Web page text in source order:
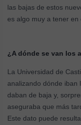
las bajas de estos
es algo muy a tener en
¿A dónde se van los
La Universidad de
analizando dónde iban
daban de baja y,
aseguraba que más
Este dato puede